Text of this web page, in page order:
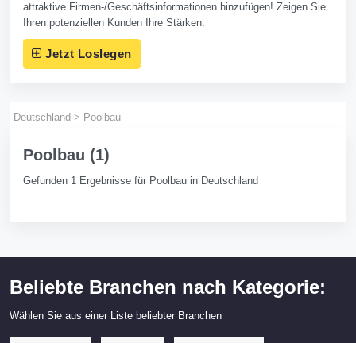
attraktive Firmen-/Geschäftsinformationen hinzufügen! Zeigen Sie
Ihren potenziellen Kunden Ihre Stärken.
Jetzt Loslegen
Deutschland > Poolbau
Poolbau (1)
Gefunden 1 Ergebnisse für Poolbau in Deutschland
Beliebte Branchen nach Kategorie:
Wählen Sie aus einer Liste beliebter Branchen